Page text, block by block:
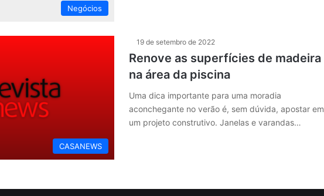
Negócios
CASANEWS
19 de setembro de 2022
Renove as superfícies de madeira
na área da piscina
Uma dica importante para uma moradia
aconchegante no verão é, sem dúvida, apostar em
um projeto construtivo. Janelas e varandas…